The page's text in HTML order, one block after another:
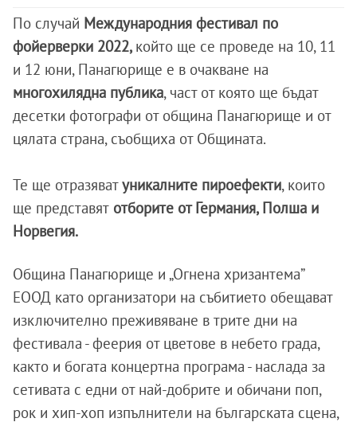
По случай Международния фестивал по
фойерверки 2022, който ще се проведе на 10, 11
и 12 юни, Панагюрище е в очакване на
многохилядна публика, част от която ще бъдат
десетки фотографи от община Панагюрище и от
цялата страна, съобщиха от Общината.
Те ще отразяватуникалните пироефекти, които
ще представят отборите от Германия, Полша и
Норвегия.
Община Панагюрище и „Огнена хризантема”
ЕООД като организатори на събитието обещават
изключително преживяване в трите дни на
фестивала - феерия от цветове в небето града,
както и богата концертна програма - наслада за
сетивата с едни от най-добрите и обичани поп,
рок и хип-хоп изпълнители на българската сцена,